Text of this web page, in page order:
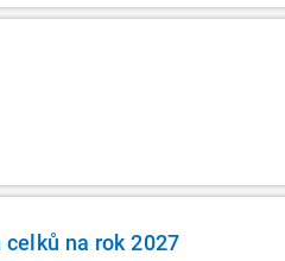
na rok 2027